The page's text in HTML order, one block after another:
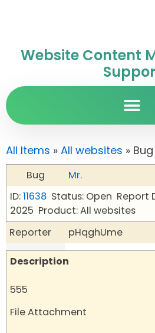
Website Content
All Items » All websites »
Bug
Mr.
ID:11638 Status: Open Report
2025 Product: All websites
Reporter
pHqghUme
Description
555
File Attachment